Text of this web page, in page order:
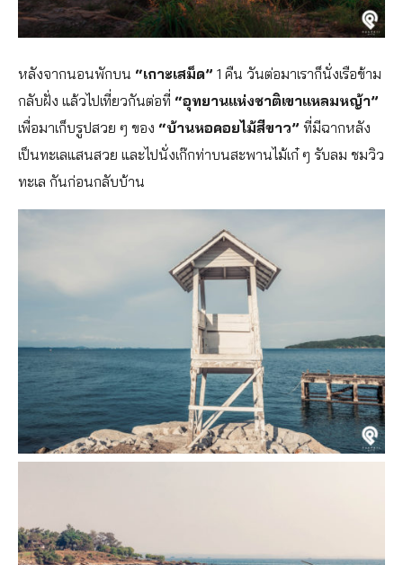
หลังจากนอนพักบน “เกาะเสม็ด” 1 คืน วันต่อมาเราก็นั่งเรือข้าม
กลับฝั่ง แล้วไปเที่ยวกันต่อที่ “อุทยานแห่งชาติเขาแหลมหญ้า”
เพื่อมาเก็บรูปสวย ๆ ของ “บ้านหอคอยไม้สีขาว” ที่มีฉากหลัง
เป็นทะเลแสนสวย และไปนั่งเก๊กท่าบนสะพานไม้เก๋ ๆ รับลม ชมวิว
ทะเล กันก่อนกลับบ้าน